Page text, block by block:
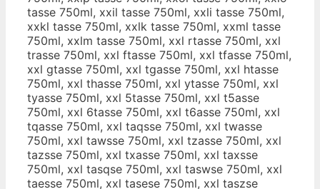
tasse 750ml, xxil tasse 750ml, xxli tasse 750ml,
xxkl tasse 750ml, xxlk tasse 750ml, xxml tasse
750ml, xxlm tasse 750ml, xxl rtasse 750ml, xxl
trasse 750ml, xxl ftasse 750ml, xxl tfasse 750ml,
xxl gtasse 750ml, xxl tgasse 750ml, xxl htasse
750ml, xxl thasse 750ml, xxl ytasse 750ml, xxl
tyasse 750ml, xxl 5tasse 750ml, xxl t5asse
750ml, xxl 6tasse 750ml, xxl t6asse 750ml, xxl
tqasse 750ml, xxl taqsse 750ml, xxl twasse
750ml, xxl tawsse 750ml, xxl tzasse 750ml, xxl
tazsse 750ml, xxl txasse 750ml, xxl taxsse
750ml, xxl tasqse 750ml, xxl taswse 750ml, xxl
taesse 750ml, xxl tasese 750ml, xxl taszse